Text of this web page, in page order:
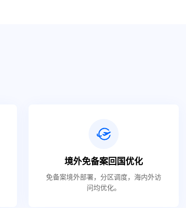
境外免备案回国优化
免备案境外部署，分区调度，海内外访
问均优化。